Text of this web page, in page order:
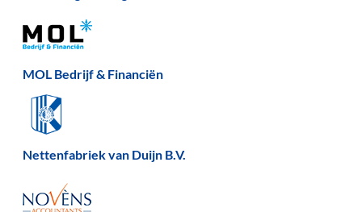
MOL Bedrijf & Financiën
Nettenfabriek van Duijn B.V.